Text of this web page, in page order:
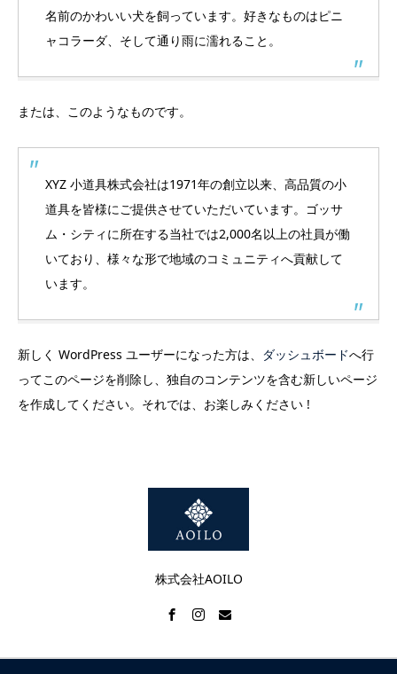
名前のかわいい犬を飼っています。好きなものはピニ
ャコラーダ、そして通り雨に濡れること。
または、このようなものです。
XYZ 小道具株式会社は1971年の創立以来、高品質の小
道具を皆様にご提供させていただいています。ゴッサ
ム・シティに所在する当社では2,000名以上の社員が働
いており、様々な形で地域のコミュニティへ貢献して
います。
新しく WordPress ユーザーになった方は、 ダッシュボードへ行
ってこのページを削除し、独自のコンテンツを含む新しいページ
を作成してください。それでは、お楽しみください !
株式会社AOILO